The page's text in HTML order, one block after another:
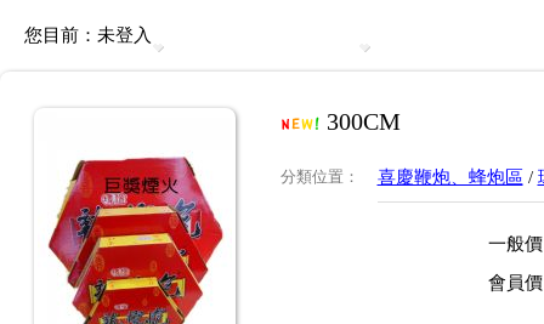
您目前： 未登入
300CM
分類位置 ： 喜慶鞭炮、蜂炮區 /
一般價
會員價